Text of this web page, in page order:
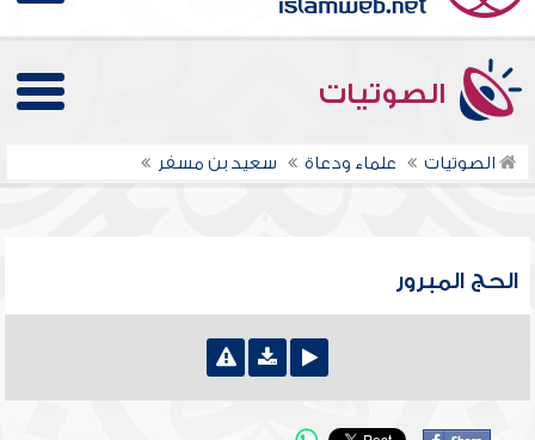
الصوتيات
الصوتيات علماء ودعاة سعيد بن مسفر
الحج المبرور